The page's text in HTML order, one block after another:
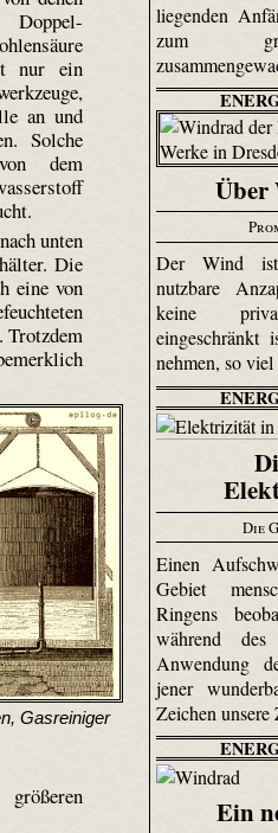
nur ein
an und
Solche
dem
unten
Die
eine von
Trotzdem
Gasreiniger
liegenden
zum
Über
Der Wind
nutzbare
keine
eingeschränkt
nehmen, so
Die
Einen
Gebiet
Ringens
während des
Anwendung
jener
Zeichen unsere
Ein